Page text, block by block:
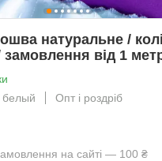
натуральне /
від 1
Опт і роздріб
на сайті — 100 ₴